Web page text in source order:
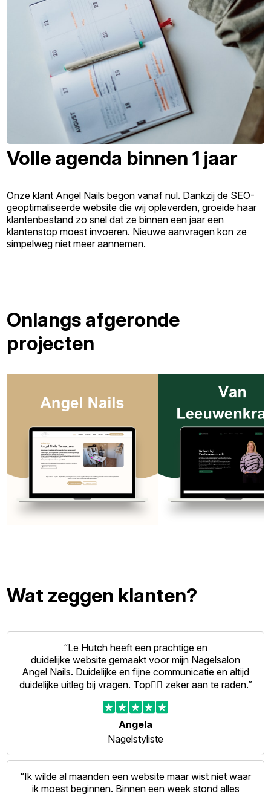
Volle agenda binnen 1 jaar
Onze klant Angel Nails begon vanaf nul. Dankzij de SEO-
geoptimaliseerde website die wij opleverden, groeide haar
klantenbestand zo snel dat ze binnen een jaar een
klantenstop moest invoeren. Nieuwe aanvragen kon ze
simpelweg niet meer aannemen.
Onlangs afgeronde
projecten
Wat zeggen klanten?
“Le Hutch heeft een prachtige en
duidelijke website gemaakt voor mijn Nagelsalon
Angel Nails. Duidelijke en fijne communicatie en altijd
duidelijke uitleg bij vragen. Top👍🏻 zeker aan te raden.”
Angela
Nagelstyliste
“Ik wilde al maanden een website maar wist niet waar
ik moest beginnen. Binnen een week stond alles